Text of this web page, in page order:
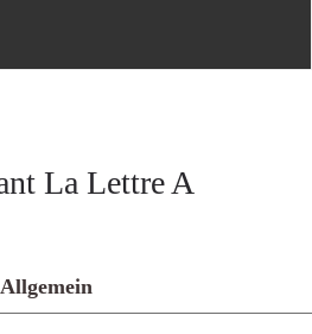
La Lettre A
Allgemein